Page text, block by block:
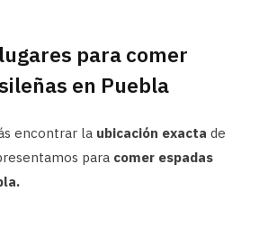
para comer
en Puebla
encontrar la ubicación exacta de
para comer espadas